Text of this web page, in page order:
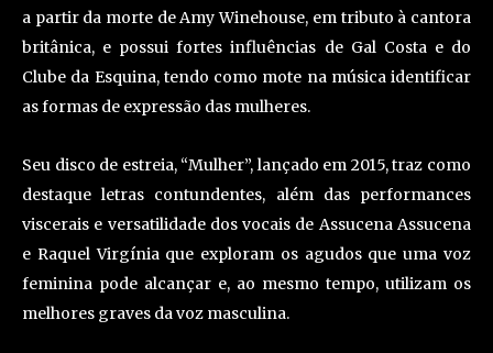
a partir da morte de Amy Winehouse, em tributo à cantora
britânica, e possui fortes influências de Gal Costa e do
Clube da Esquina, tendo como mote na música identificar
as formas de expressão das mulheres.
Seu disco de estreia, “Mulher”, lançado em 2015, traz como
destaque letras contundentes, além das performances
viscerais e versatilidade dos vocais de Assucena Assucena
e Raquel Virgínia que exploram os agudos que uma voz
feminina pode alcançar e, ao mesmo tempo, utilizam os
melhores graves da voz masculina.